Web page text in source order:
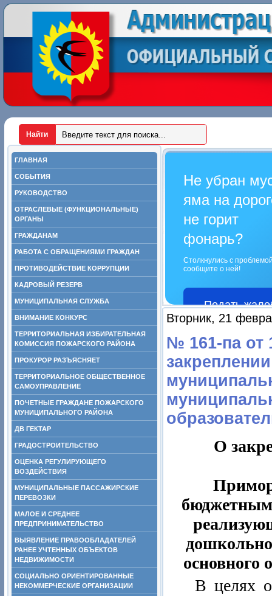
ГЛАВНАЯ
СОБЫТИЯ
РУКОВОДСТВО
ОТРАСЛЕВЫЕ (ФУНКЦИОНАЛЬНЫЕ)
ОРГАНЫ
ГРАЖДАНАМ
РАБОТА С ОБРАЩЕНИЯМИ ГРАЖДАН
ПРОТИВОДЕЙСТВИЕ КОРРУПЦИИ
КАДРОВЫЙ РЕЗЕРВ
МУНИЦИПАЛЬНАЯ СЛУЖБА
ВНИМАНИЕ КОНКУРС
ТЕРРИТОРИАЛЬНАЯ ИЗБИРАТЕЛЬНАЯ
КОМИССИЯ ПОЖАРСКОГО РАЙОНА
ПРОКУРОР РАЗЪЯСНЯЕТ
ТЕРРИТОРИАЛЬНОЕ ОБЩЕСТВЕННОЕ
САМОУПРАВЛЕНИЕ
ПОЧЕТНЫЕ ГРАЖДАНЕ ПОЖАРСКОГО
МУНИЦИПАЛЬНОГО РАЙОНА
ДВ ГЕКТАР
ГРАДОСТРОИТЕЛЬСТВО
ОЦЕНКА РЕГУЛИРУЮЩЕГО
ВОЗДЕЙСТВИЯ
МУНИЦИПАЛЬНЫЕ ПАССАЖИРСКИЕ
ПЕРЕВОЗКИ
МАЛОЕ И СРЕДНЕЕ
ПРЕДПРИНИМАТЕЛЬСТВО
ВЫЯВЛЕНИЕ ПРАВООБЛАДАТЕЛЕЙ
РАНЕЕ УЧТЕННЫХ ОБЪЕКТОВ
НЕДВИЖИМОСТИ
СОЦИАЛЬНО ОРИЕНТИРОВАННЫЕ
НЕКОММЕРЧЕСКИЕ ОРГАНИЗАЦИИ
Не убран
яма на
не горит
фонарь?
Столкнулись с
сообщите о ней!
Подать
Вторник, 21
№ 161-па от
О
основного
В целях